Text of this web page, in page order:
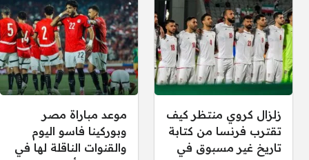
زلزال كروي منتظر كيف
تقترب فرنسا من كتابة
تاريخ غير مسبوق في
موعد مباراة مصر
وبوركينا فاسو اليوم
والقنوات الناقلة لها في